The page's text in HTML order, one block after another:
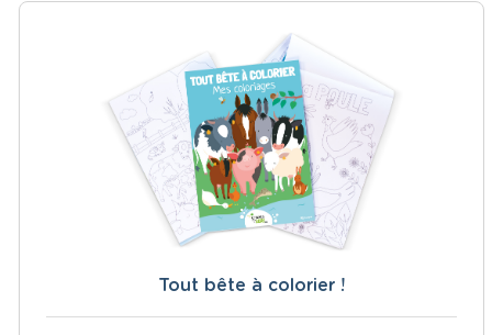
Tout bête à colorier !